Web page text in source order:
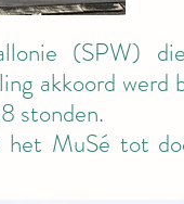
(SPW)
akkoord
stonden.
MuSé tot